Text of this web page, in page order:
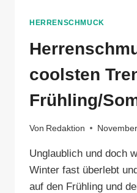
HERRENSCHMUCK
coolsten
Frühling/
Von Redaktion
Unglaublich und doch
Winter fast überlebt
auf den Frühling und